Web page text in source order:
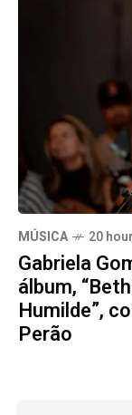
MÚSICA 20
Gabriela
álbum,
Humilde”,
Perão